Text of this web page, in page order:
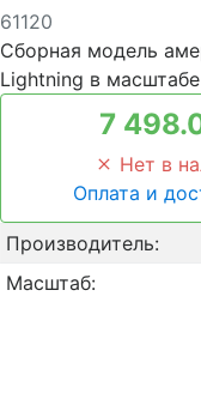
61120
Сборная модель
Lightning в
7
Нет в
Оплата и
Производитель:
Масштаб: